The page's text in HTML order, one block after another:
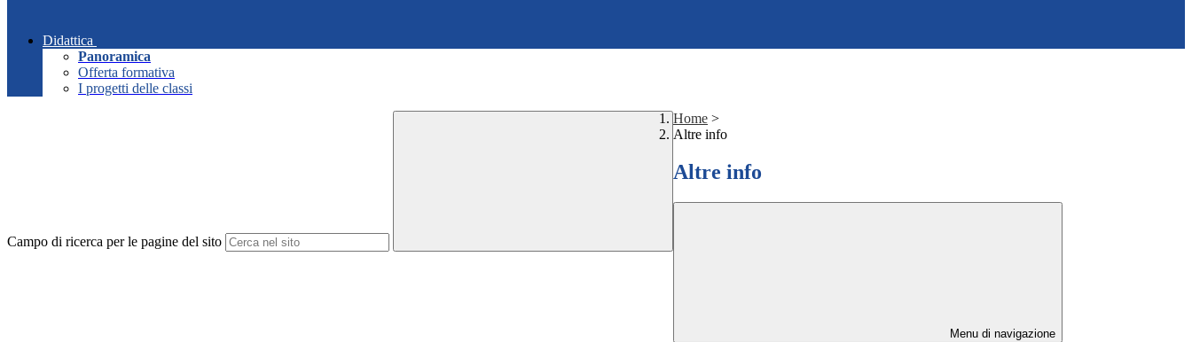
Didattica
Panoramica
Offerta formativa
I progetti delle classi
Campo di ricerca per le pagine del sito
Home >
Altre info
Altre info
Menu di navigazione